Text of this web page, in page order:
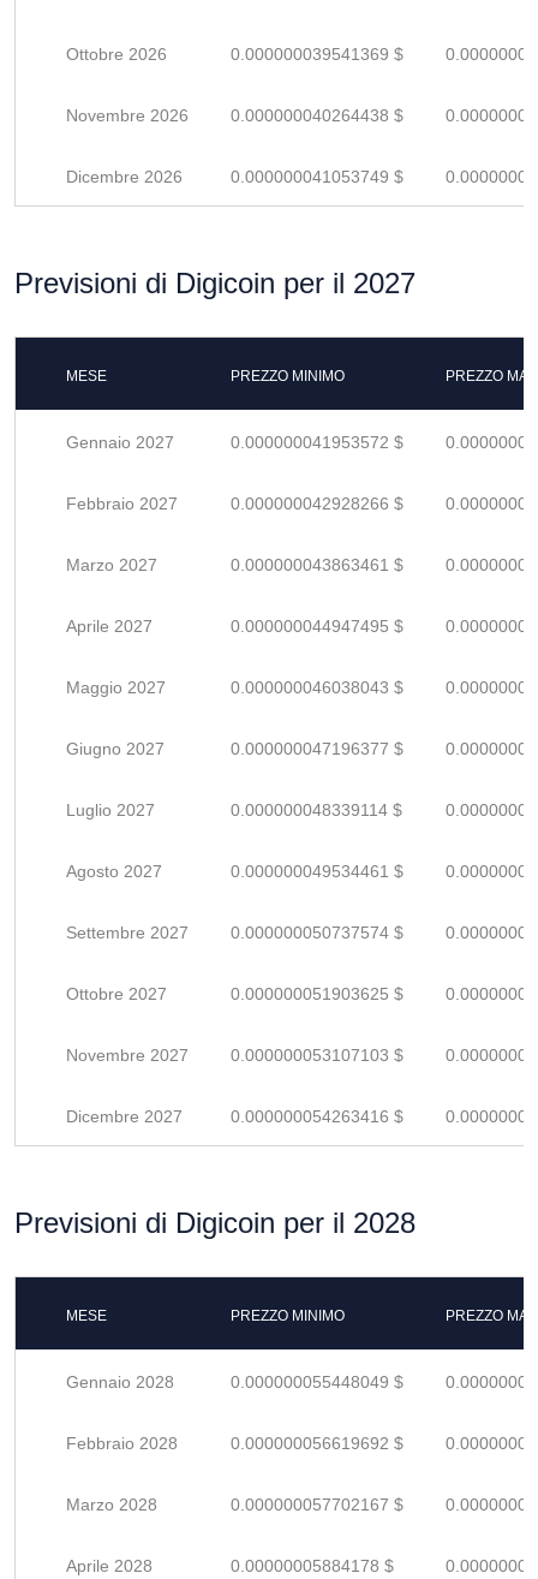
Ottobre 2026 0.000000039541369 $
Novembre 2026 0.000000040264438 $
Dicembre 2026 0.000000041053749 $
Previsioni di Digicoin per il 2027
MESE PREZZO MINIMO PREZZO
Gennaio 2027 0.000000041953572 $
Febbraio 2027 0.000000042928266 $
Marzo 2027 0.000000043863461 $
Aprile 2027 0.000000044947495 $
Maggio 2027 0.000000046038043 $
Giugno 2027 0.000000047196377 $
Luglio 2027 0.000000048339114 $
Agosto 2027 0.000000049534461 $
Settembre 2027 0.000000050737574 $
Ottobre 2027 0.000000051903625 $
Novembre 2027 0.000000053107103 $
Dicembre 2027 0.000000054263416 $
Previsioni di Digicoin per il 2028
MESE PREZZO MINIMO PREZZO
Gennaio 2028 0.000000055448049 $
Febbraio 2028 0.000000056619692 $
Marzo 2028 0.000000057702167 $
Aprile 2028 0.00000005884178 $